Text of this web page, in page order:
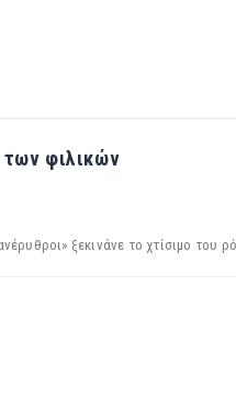
των φιλικών
ξεκινάνε το χτίσιμο του